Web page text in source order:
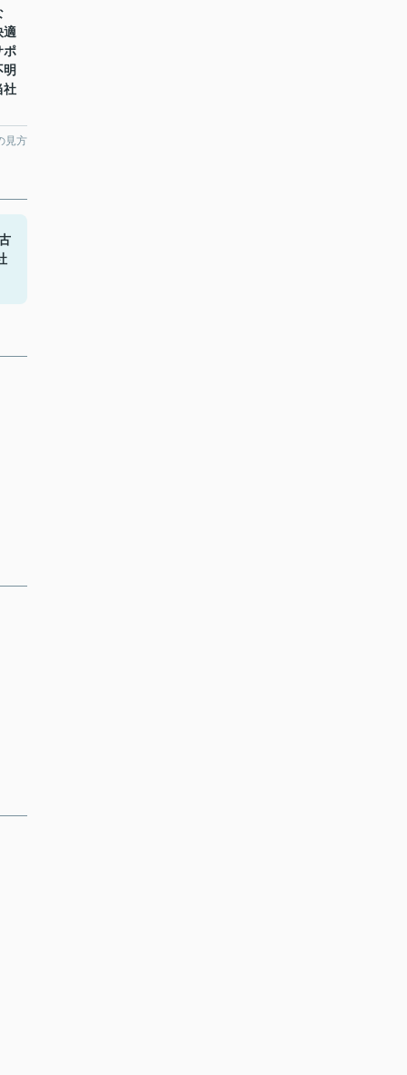
適
ポ
社
見方